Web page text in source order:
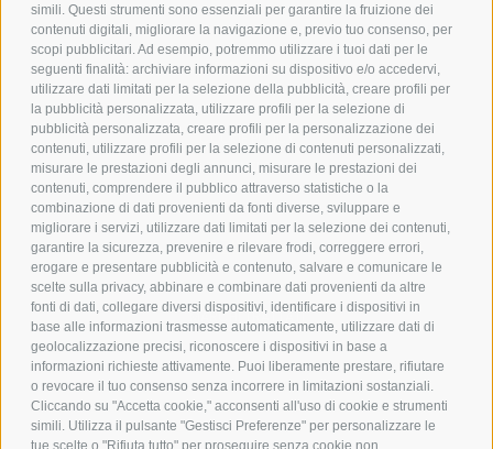
simili. Questi strumenti sono essenziali per garantire la fruizione dei
contenuti digitali, migliorare la navigazione e, previo tuo consenso, per
scopi pubblicitari. Ad esempio, potremmo utilizzare i tuoi dati per le
seguenti finalità: archiviare informazioni su dispositivo e/o accedervi,
utilizzare dati limitati per la selezione della pubblicità, creare profili per
la pubblicità personalizzata, utilizzare profili per la selezione di
pubblicità personalizzata, creare profili per la personalizzazione dei
contenuti, utilizzare profili per la selezione di contenuti personalizzati,
misurare le prestazioni degli annunci, misurare le prestazioni dei
contenuti, comprendere il pubblico attraverso statistiche o la
combinazione di dati provenienti da fonti diverse, sviluppare e
migliorare i servizi, utilizzare dati limitati per la selezione dei contenuti,
garantire la sicurezza, prevenire e rilevare frodi, correggere errori,
erogare e presentare pubblicità e contenuto, salvare e comunicare le
scelte sulla privacy, abbinare e combinare dati provenienti da altre
fonti di dati, collegare diversi dispositivi, identificare i dispositivi in
base alle informazioni trasmesse automaticamente, utilizzare dati di
geolocalizzazione precisi, riconoscere i dispositivi in base a
informazioni richieste attivamente. Puoi liberamente prestare, rifiutare
o revocare il tuo consenso senza incorrere in limitazioni sostanziali.
Cliccando su "Accetta cookie," acconsenti all'uso di cookie e strumenti
simili. Utilizza il pulsante "Gestisci Preferenze" per personalizzare le
POLICY
PRIVACY POLICY
COOKIE POLICY
PAGAMENTI SICURI
AZIENDA
CHI SIAMO
MARCHI TRATTATI
CONDOMINI